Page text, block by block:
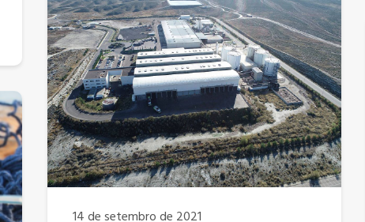
14 de setembro de 2021